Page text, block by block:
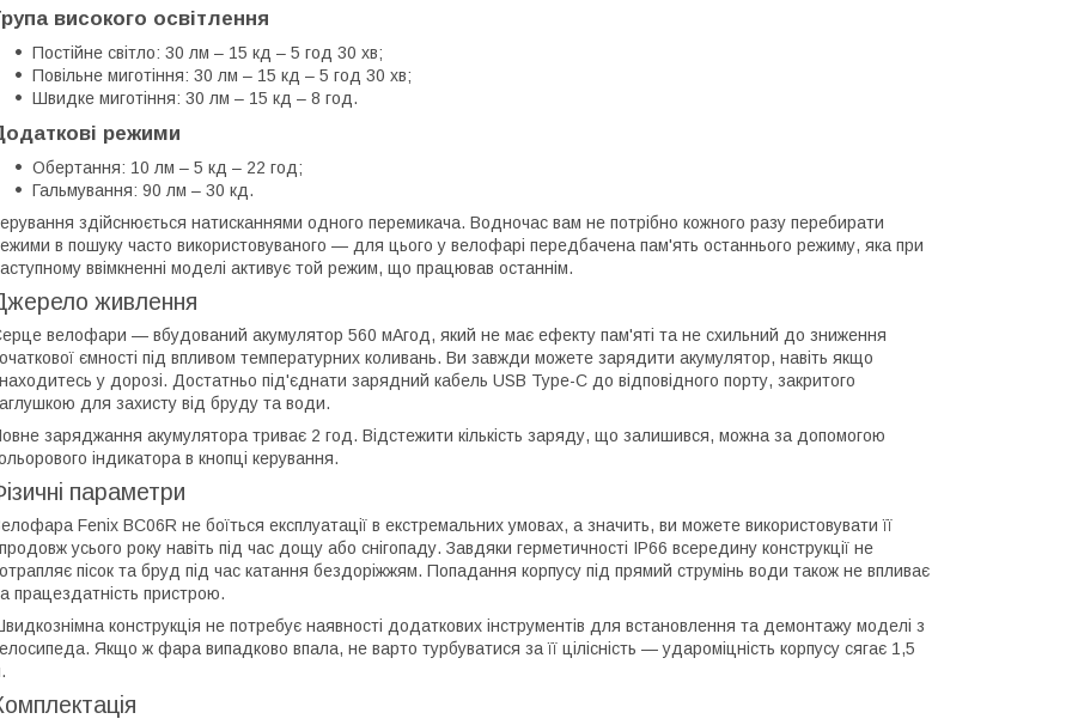
високого освітлення
Постійне світло: 30 лм – 15 кд – 5 год 30 хв;
Повільне миготіння: 30 лм – 15 кд – 5 год 30 хв;
Швидке миготіння: 30 лм – 15 кд – 8 год.
режими
Обертання: 10 лм – 5 кд – 22 год;
Гальмування: 90 лм – 30 кд.
здійснюється натисканнями одного перемикача. Водночас вам не потрібно кожного разу перебирати
в пошуку часто використовуваного — для цього у велофарі передбачена пам'ять останнього режиму, яка при
ввімкненні моделі активує той режим, що працював останнім.
живлення
велофари — вбудований акумулятор 560 мАгод, який не має ефекту пам'яті та не схильний до зниження
ємності під впливом температурних коливань. Ви завжди можете зарядити акумулятор, навіть якщо
у дорозі. Достатньо під'єднати зарядний кабель USB Type-C до відповідного порту, закритого
для захисту від бруду та води.
заряджання акумулятора триває 2 год. Відстежити кількість заряду, що залишився, можна за допомогою
індикатора в кнопці керування.
параметри
Fenix BC06R не боїться експлуатації в екстремальних умовах, а значить, ви можете використовувати її
усього року навіть під час дощу або снігопаду. Завдяки герметичності IP66 всередину конструкції не
пісок та бруд під час катання бездоріжжям. Попадання корпусу під прямий струмінь води також не впливає
працездатність пристрою.
конструкція не потребує наявності додаткових інструментів для встановлення та демонтажу моделі з
Якщо ж фара випадково впала, не варто турбуватися за її цілісність — удароміцність корпусу сягає 1,5